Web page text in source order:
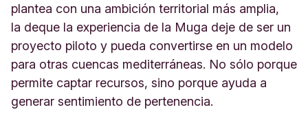
plantea con una ambición territorial más amplia,
la deque la experiencia de la Muga deje de ser un
proyecto piloto y pueda convertirse en un modelo
para otras cuencas mediterráneas. No sólo porque
permite captar recursos, sino porque ayuda a
generar sentimiento de pertenencia.